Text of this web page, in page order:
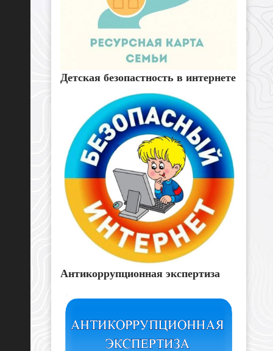
Детская безопастность в интернете
Антикоррупционная экспертиза